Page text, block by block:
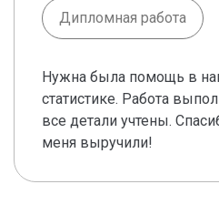
Дипломная работа
Нужна была помощь в
статистике. Работа
все детали учтены.
меня выручили!